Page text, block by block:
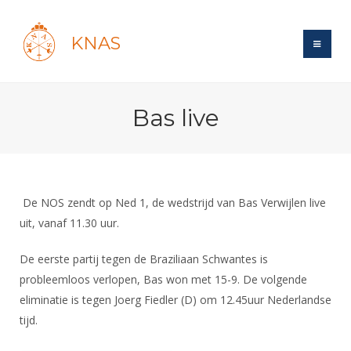
KNAS
Maandelijks archief
Evenement
Lidmaatschap
Reglementen
Ledencijfers
Sponsors en Partners
Introductie
Veteranen
Lichtzwaardschermen
Wat is topsport
Nieuws
NK's
Oranje
Informatie
Voor de jeugd
Spreekbeurtpakket
Ouders en vereniging
Jeugdkampen
Forums
Forums
Schermforum
Zoek Vereniging
Bas live
De NOS zendt op Ned 1, de wedstrijd van Bas Verwijlen live
uit, vanaf 11.30 uur.
De eerste partij tegen de Braziliaan Schwantes is
probleemloos verlopen, Bas won met 15-9. De volgende
eliminatie is tegen Joerg Fiedler (D) om 12.45uur Nederlandse
tijd.